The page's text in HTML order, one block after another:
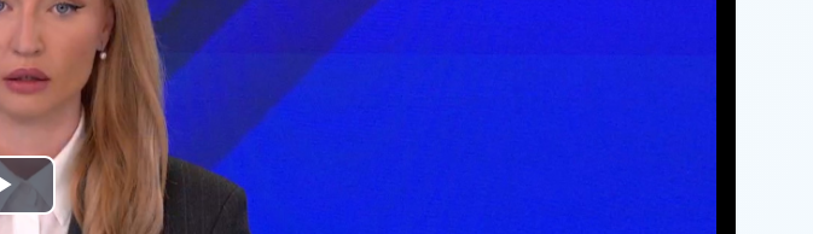
Play